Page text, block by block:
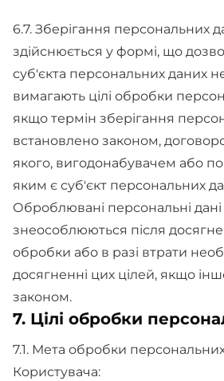
6.7. Зберігання персональних
здійснюється у формі, що
суб'єкта персональних даних
вимагають цілі обробки
якщо термін зберігання
встановлено законом,
якого, вигодонабувачем або
яким є суб'єкт персональних
Оброблювані персональні
знеособлюються після
обробки або в разі втрати
досягненні цих цілей, якщо
законом.
7. Цілі обробки
7.1. Мета обробки
Користувача: